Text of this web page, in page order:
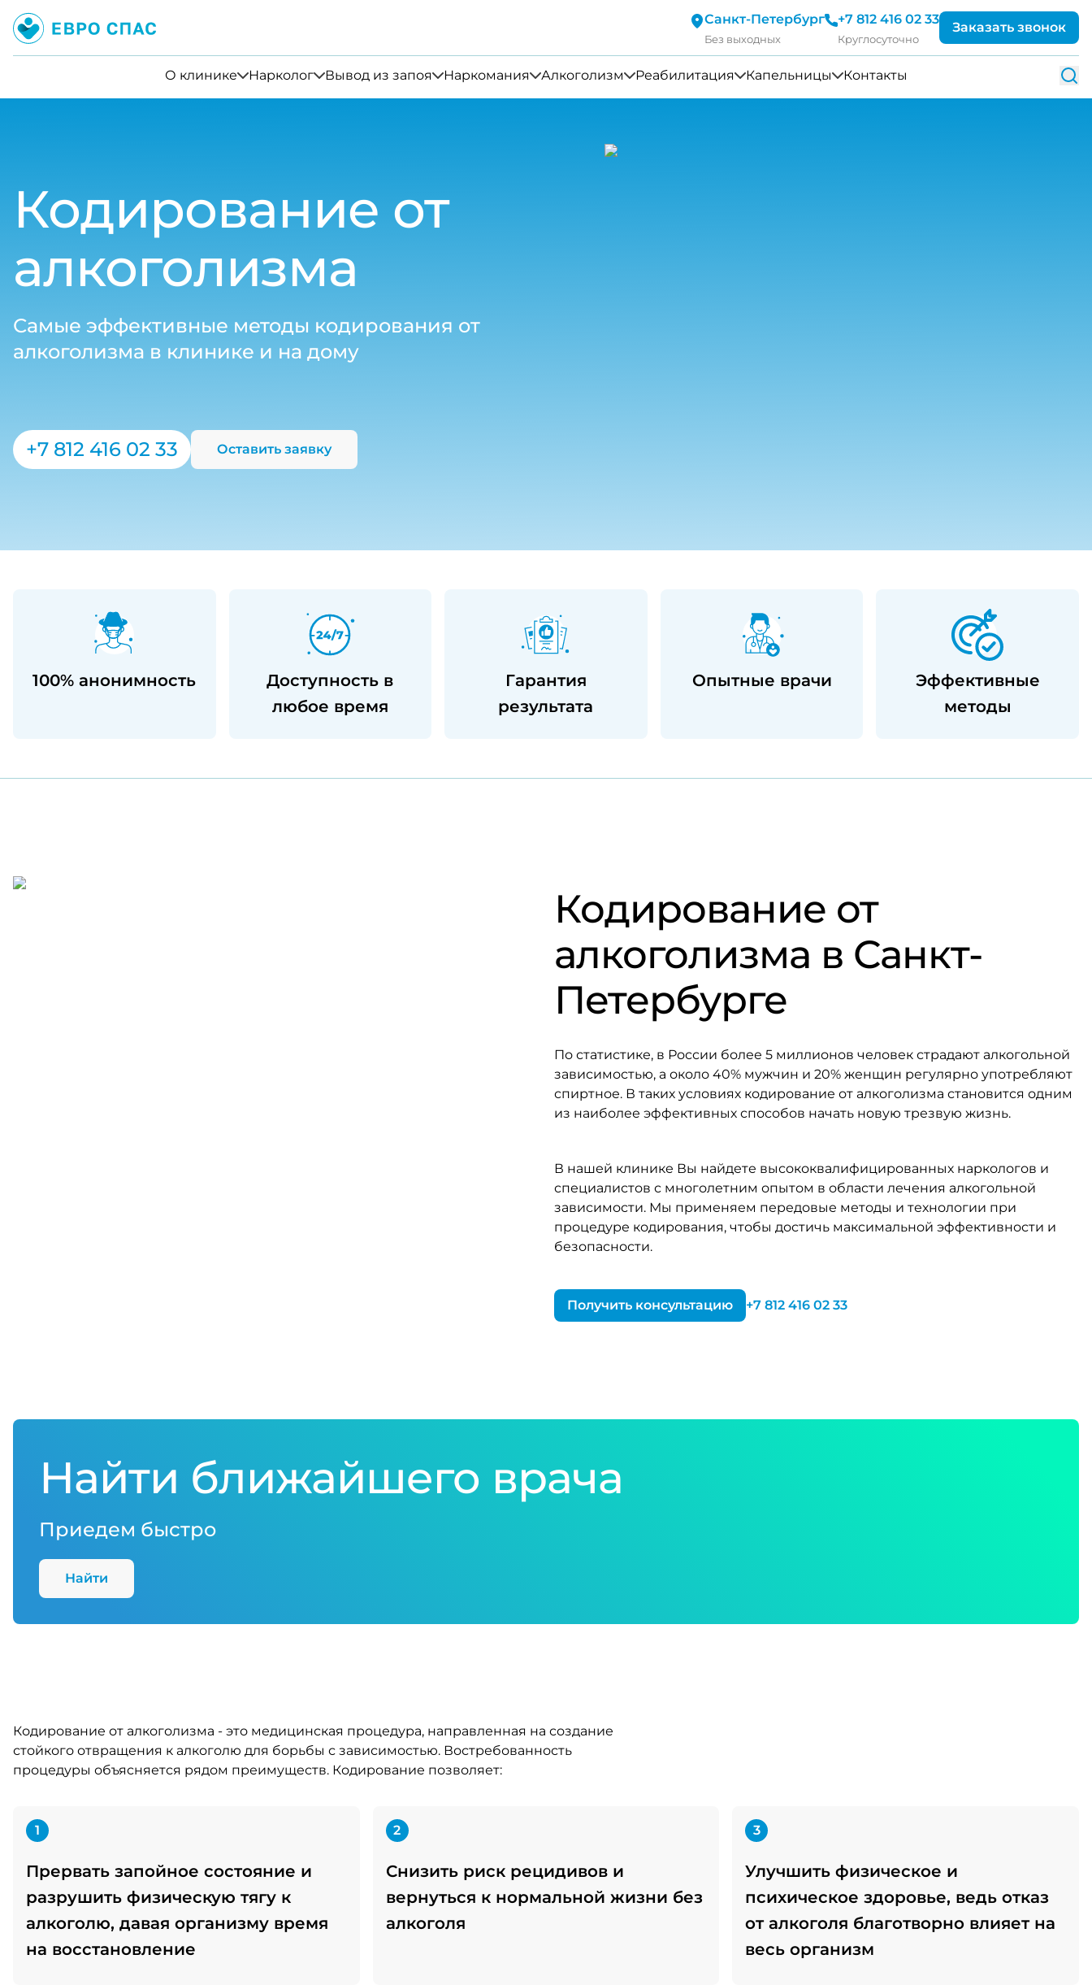
Санкт-Петербург
Без выходных
+7 812 416 02 33
Круглосуточно
Заказать звонок
О клинике Нарколог Вывод из запоя Наркомания Алкоголизм Реабилитация Капельницы Контакты
Кодирование от
алкоголизма
Самые эффективные методы кодирования от
алкоголизма в клинике и на дому
+7 812 416 02 33 Оставить заявку
100% анонимность
Доступность в
любое время
Гарантия
результата
Опытные врачи
Эффективные
методы
Кодирование от
алкоголизма в Санкт-
Петербурге
По статистике, в России более 5 миллионов человек страдают алкогольной
зависимостью, а около 40% мужчин и 20% женщин регулярно употребляют
спиртное. В таких условиях кодирование от алкоголизма становится одним
из наиболее эффективных способов начать новую трезвую жизнь.
В нашей клинике Вы найдете высококвалифицированных наркологов и
специалистов с многолетним опытом в области лечения алкогольной
зависимости. Мы применяем передовые методы и технологии при
процедуре кодирования, чтобы достичь максимальной эффективности и
безопасности.
Получить консультацию +7 812 416 02 33
Найти ближайшего врача
Приедем быстро
Найти
Кодирование от алкоголизма - это медицинская процедура, направленная на создание
стойкого отвращения к алкоголю для борьбы с зависимостью. Востребованность
процедуры объясняется рядом преимуществ. Кодирование позволяет:
1
Прервать запойное состояние и
разрушить физическую тягу к
алкоголю, давая организму время
на восстановление
2
Снизить риск рецидивов и
вернуться к нормальной жизни без
алкоголя
3
Улучшить физическое и
психическое здоровье, ведь отказ
от алкоголя благотворно влияет на
весь организм